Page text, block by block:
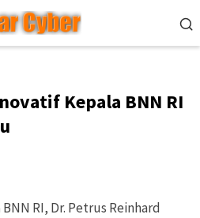
Kepala BNN RI
RI, Dr. Petrus Reinhard